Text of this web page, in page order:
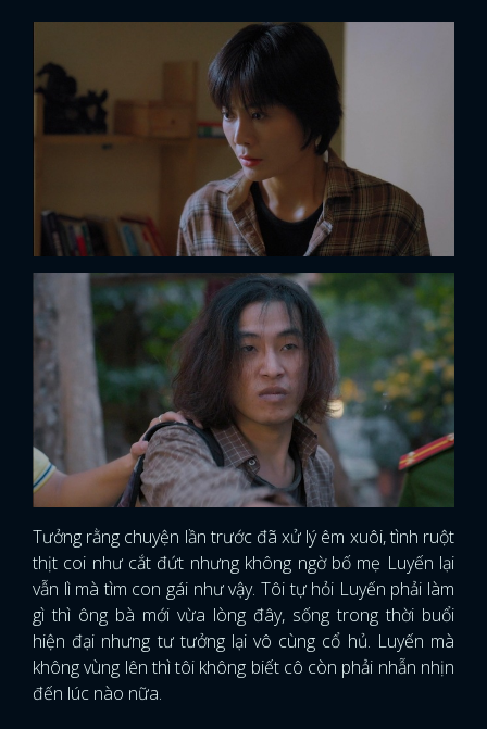
Tưởng rằng chuyện lần trước đã xử lý êm xuôi, tình ruột
thịt coi như cắt đứt nhưng không ngờ bố mẹ Luyến lại
vẫn lì mà tìm con gái như vậy. Tôi tự hỏi Luyến phải làm
gì thì ông bà mới vừa lòng đây, sống trong thời buổi
hiện đại nhưng tư tưởng lại vô cùng cổ hủ. Luyến mà
không vùng lên thì tôi không biết cô còn phải nhẫn nhịn
đến lúc nào nữa.